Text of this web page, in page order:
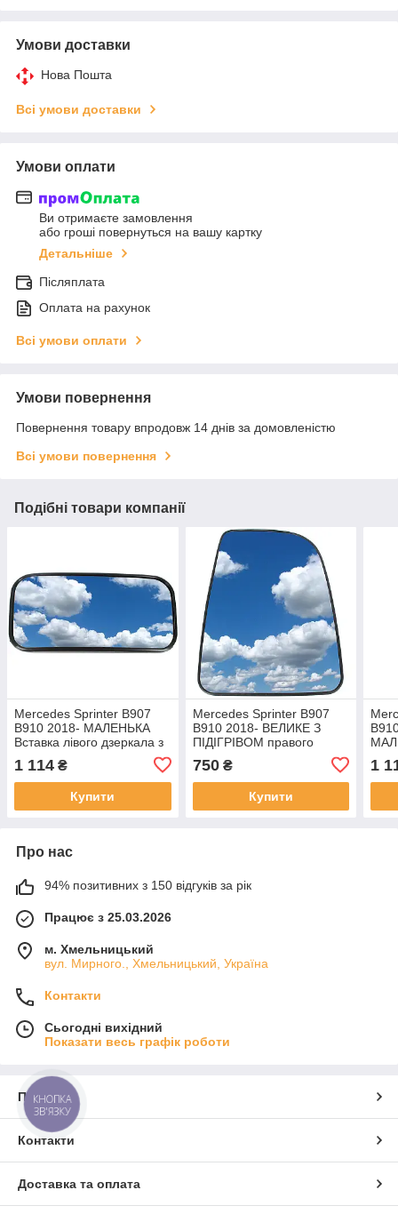
Умови доставки
Нова Пошта
Всі умови доставки
Умови оплати
Ви отримаєте замовлення
або гроші повернуться на вашу картку
Детальніше
Післяплата
Оплата на рахунок
Всі умови оплати
Умови повернення
Повернення товару впродовж 14 днів за домовленістю
Всі умови повернення
Подібні товари компанії
Mercedes Sprinter B907
B910 2018- МАЛЕНЬКА
Вставка лівого дзеркала з
1 114 ₴
Купити
Mercedes Sprinter B907
B910 2018- ВЕЛИКЕ З
ПІДІГРІВОМ правого
750₴
Купити
1
Про нас
94% позитивних з 150 відгуків за рік
Працює з 25.03.2026
м. Хмельницький
вул. Мирного., Хмельницький, Україна
Контакти
Сьогодні вихідний
Показати весь графік роботи
Про нас
Контакти
Доставка та оплата
КНОПКА
ЗВ'ЯЗКУ